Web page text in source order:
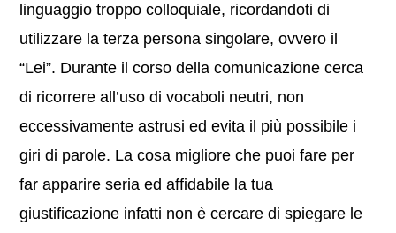
linguaggio troppo colloquiale, ricordandoti di
utilizzare la terza persona singolare, ovvero il
“Lei”. Durante il corso della comunicazione cerca
di ricorrere all’uso di vocaboli neutri, non
eccessivamente astrusi ed evita il più possibile i
giri di parole. La cosa migliore che puoi fare per
far apparire seria ed affidabile la tua
giustificazione infatti non è cercare di spiegare le